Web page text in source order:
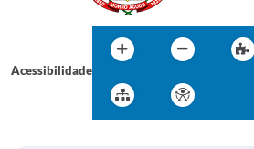
Acessibilidade